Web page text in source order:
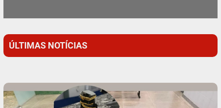
ÚLTIMAS NOTÍCIAS